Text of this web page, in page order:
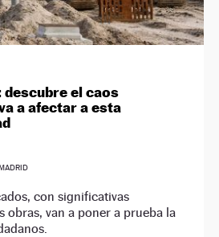
descubre el caos
a afectar a esta
con significativas
obras, van a poner a prueba la